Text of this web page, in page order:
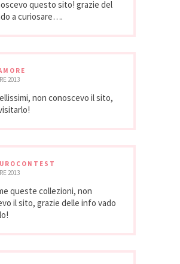
questo sito! grazie del
a curiosare….
2013
non conoscevo il sito,
2013
queste collezioni, non
il sito, grazie delle info vado